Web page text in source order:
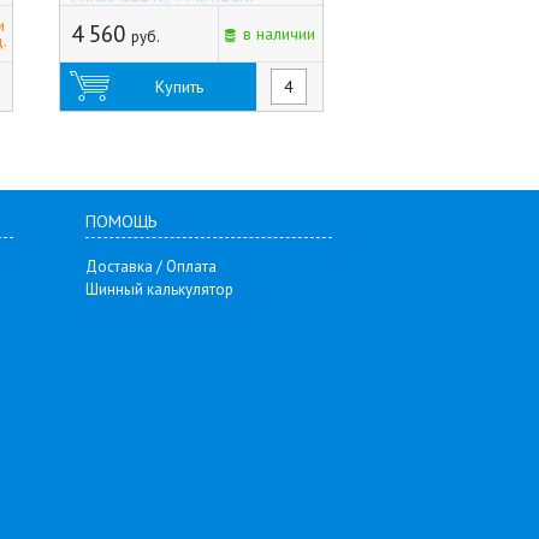
4 560 руб. в наличии
Купить
ПОМОЩЬ
Доставка / Оплата
Шинный калькулятор